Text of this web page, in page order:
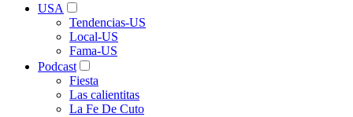
USA
Tendencias-US
Local-US
Fama-US
Podcast
Fiesta
Las calientitas
La Fe De Cuto